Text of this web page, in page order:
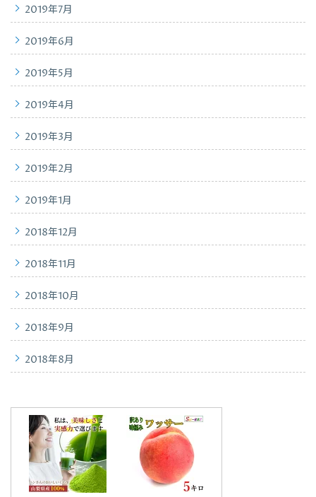
2019年7月
2019年6月
2019年5月
2019年4月
2019年3月
2019年2月
2019年1月
2018年12月
2018年11月
2018年10月
2018年9月
2018年8月